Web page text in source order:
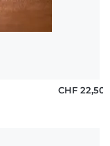
CHF 22,50